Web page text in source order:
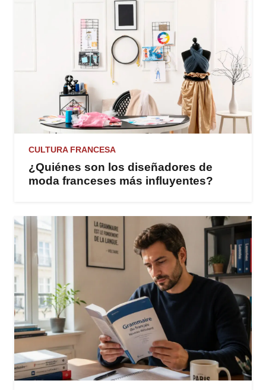
CULTURA FRANCESA
¿Quiénes son los diseñadores de
moda franceses más influyentes?